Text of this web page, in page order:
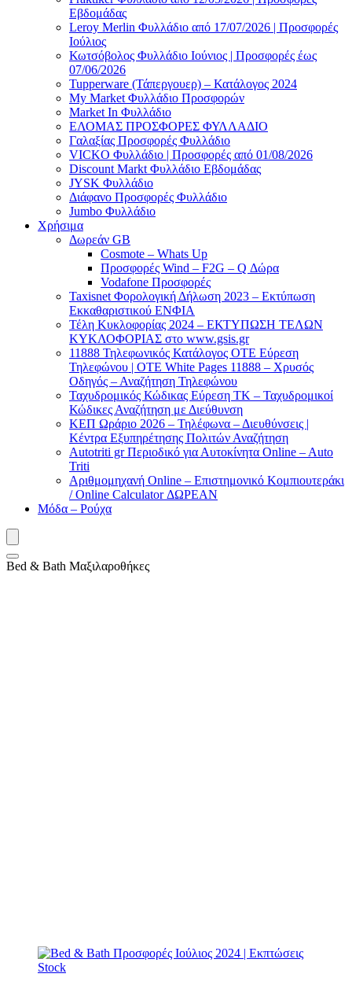
Εβδομάδας
Leroy Merlin Φυλλάδιο από 17/07/2026 | Προσφορές
Ιούλιος
Κωτσόβολος Φυλλάδιο Ιούνιος | Προσφορές έως
07/06/2026
Tupperware (Τάπεργουερ) – Κατάλογος 2024
My Market Φυλλάδιο Προσφορών
Market In Φυλλάδιο
ΕΛΟΜΑΣ ΠΡΟΣΦΟΡΕΣ ΦΥΛΛΑΔΙΟ
Γαλαξίας Προσφορές Φυλλάδιο
VICKO Φυλλάδιο | Προσφορές από 01/08/2026
Discount Markt Φυλλάδιο Εβδομάδας
JYSK Φυλλάδιο
Διάφανο Προσφορές Φυλλάδιο
Jumbo Φυλλάδιο
Χρήσιμα
Δωρεάν GB
Cosmote – Whats Up
Προσφορές Wind – F2G – Q Δώρα
Vodafone Προσφορές
Taxisnet Φορολογική Δήλωση 2023 – Εκτύπωση
Εκκαθαριστικού EΝΦΙΑ
Τέλη Kυκλοφορίας 2024 – ΕΚΤΥΠΩΣΗ ΤΕΛΩΝ
ΚΥΚΛΟΦΟΡΙΑΣ στο www.gsis.gr
11888 Τηλεφωνικός Κατάλογος ΟΤΕ Εύρεση
Τηλεφώνου | OTE White Pages 11888 – Χρυσός
Οδηγός – Αναζήτηση Τηλεφώνου
Ταχυδρομικός Κώδικας Εύρεση ΤΚ – Ταχυδρομικοί
Κώδικες Αναζήτηση με Διεύθυνση
ΚΕΠ Ωράριο 2026 – Τηλέφωνα – Διευθύνσεις |
Κέντρα Εξυπηρέτησης Πολιτών Αναζήτηση
Autotriti gr Περιοδικό για Αυτοκίνητα Online – Auto
Triti
Αριθμομηχανή Online – Επιστημονικό Κομπιουτεράκι
/ Online Calculator ΔΩΡΕΑΝ
Μόδα – Ρούχα
Bed & Bath Μαξιλαροθήκες